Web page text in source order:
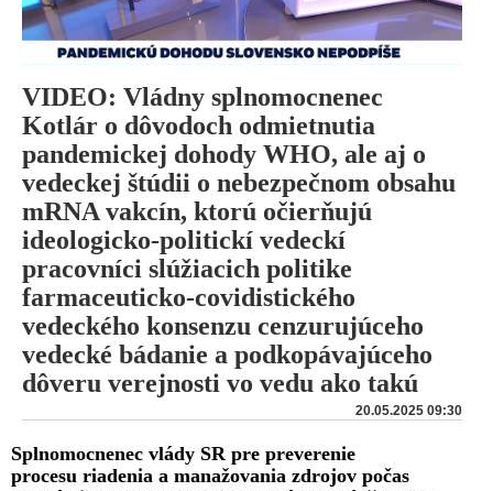
VIDEO: Vládny splnomocnenec
Kotlár o dôvodoch odmietnutia
pandemickej dohody WHO, ale aj o
vedeckej štúdii o nebezpečnom obsahu
mRNA vakcín, ktorú očierňujú
ideologicko-politickí vedeckí
pracovníci slúžiacich politike
farmaceuticko-covidistického
vedeckého konsenzu cenzurujúceho
vedecké bádanie a podkopávajúceho
dôveru verejnosti vo vedu ako takú
20.05.2025 09:30
Splnomocnenec vlády SR pre preverenie
procesu riadenia a manažovania zdrojov počas